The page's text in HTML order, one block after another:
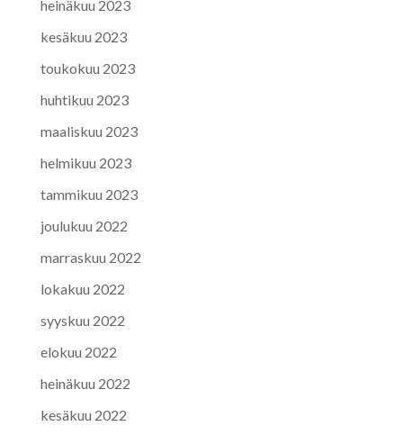
heinäkuu 2023
kesäkuu 2023
toukokuu 2023
huhtikuu 2023
maaliskuu 2023
helmikuu 2023
tammikuu 2023
joulukuu 2022
marraskuu 2022
lokakuu 2022
syyskuu 2022
elokuu 2022
heinäkuu 2022
kesäkuu 2022